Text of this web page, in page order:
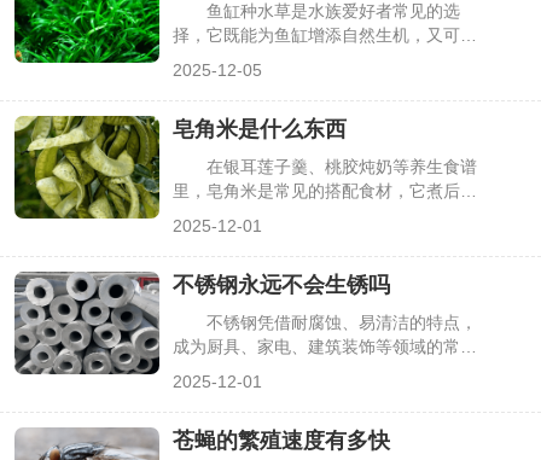
鱼缸种水草是水族爱好者常见的选
择，它既能为鱼缸增添自然生机，又可能
详细分析鱼缸种水草的利弊，同时解答相
关热门问题，帮你做出合适的选择。
2025-12-05
皂角米是什么东西
在银耳莲子羹、桃胶炖奶等养生食谱
里，皂角米是常见的搭配食材，它煮后会
——其实皂角米并非“米”，而是特定植物
的种子，且不同品种的皂角米在品质、口
感上差异较大。明确这些关键信息，能让
大家更科学地选购和食用皂角米，下面详
细介绍相关要点。
2025-12-01
不锈钢永远不会生锈吗
不锈钢凭借耐腐蚀、易清洁的特点，
成为厨具、家电、建筑装饰等领域的常用
了会出现斑点、锈迹，这让“不锈钢是否
真的永远不生锈”成为疑问。其实，不锈
2025-12-01
苍蝇的繁殖速度有多快